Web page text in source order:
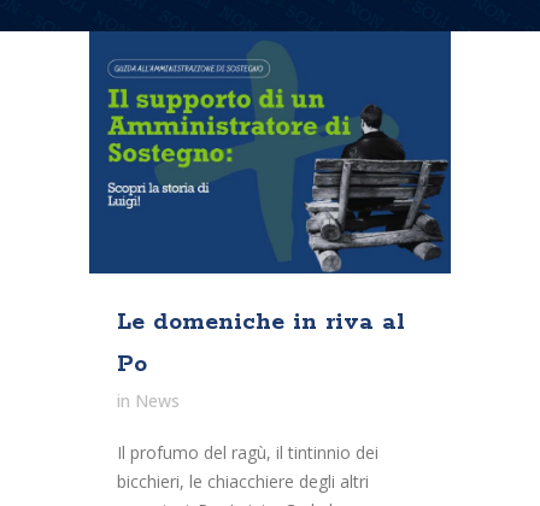
Le domeniche in riva al
Po
in News
Il profumo del ragù, il tintinnio dei
bicchieri, le chiacchiere degli altri